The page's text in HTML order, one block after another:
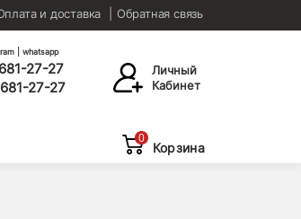
и доставка Обратная связь
| whatsapp
27-27
27-27
Личный
Кабинет
0
Корзина